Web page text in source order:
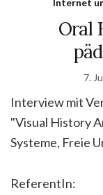
Internet
Oral
7.
Interview mit
"Visual History
Systeme, Freie
ReferentIn: